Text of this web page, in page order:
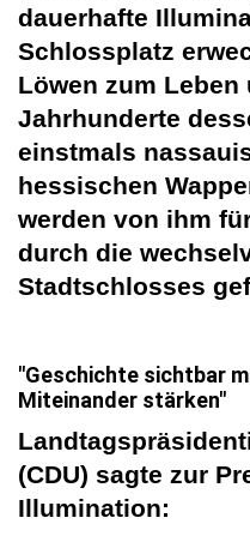
dauerhafte
Schlossplatz
Löwen zum
Jahrhunderte
einstmals
hessischen
werden von ihm
durch die
Stadtschlosses
"Geschichte sichtbar
Miteinander stärken"
(CDU) sagte zur
Illumination: